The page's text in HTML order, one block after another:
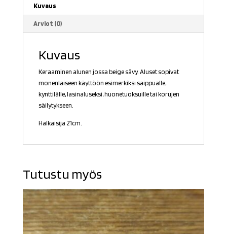
Kuvaus
Arviot (0)
Kuvaus
Keraaminen alunen jossa beige sävy. Aluset sopivat
monenlaiseen käyttöön esimerkiksi saippualle,
kynttilälle, lasinaluseksi, huonetuoksuille tai korujen
säilytykseen.
Halkaisija 21cm.
Tutustu myös